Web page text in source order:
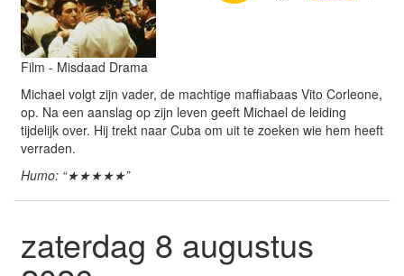
Film - Misdaad Drama
Michael volgt zijn vader, de machtige maffiabaas Vito Corleone,
op. Na een aanslag op zijn leven geeft Michael de leiding
tijdelijk over. Hij trekt naar Cuba om uit te zoeken wie hem heeft
verraden.
Humo: “★★★★★”
zaterdag 8 augustus